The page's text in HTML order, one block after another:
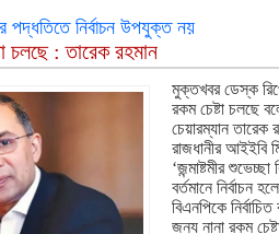
পদ্ধতিতে নির্বাচন উপযুক্ত নয়
চলছে : তারেক রহমান
মুক্তখবর ডেস্ক
রকম চেষ্টা চলছে
চেয়ারম্যান
রাজধানীর আইইবি
‘জন্মাষ্টমীর
বর্তমানে নির্বাচন
বিএনপিকে
জন্য নানা রকম